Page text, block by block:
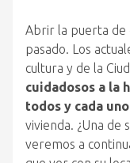
Abrir la puerta de
pasado. Los
cultura y de la
cuidadosos a la
todos y cada
vivienda. ¿Una de
veremos a